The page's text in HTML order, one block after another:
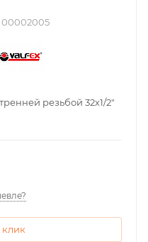
00002005
резьбой 32х1/2"
клик